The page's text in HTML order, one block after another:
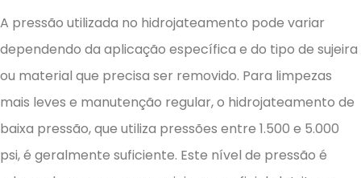
A pressão utilizada no hidrojateamento pode variar
dependendo da aplicação específica e do tipo de sujeira
ou material que precisa ser removido. Para limpezas
mais leves e manutenção regular, o hidrojateamento de
baixa pressão, que utiliza pressões entre 1.500 e 5.000
psi, é geralmente suficiente. Este nível de pressão é